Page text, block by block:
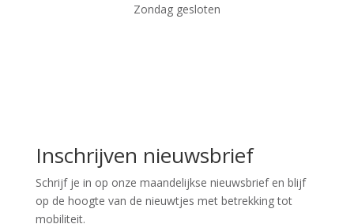
Zondag gesloten
Inschrijven nieuwsbrief
Schrijf je in op onze maandelijkse nieuwsbrief en blijf
op de hoogte van de nieuwtjes met betrekking tot
mobiliteit.